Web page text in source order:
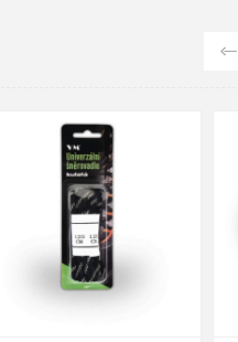
37 38
43 44
47
48